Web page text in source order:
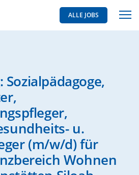
ALLE JOBS
u.
(m/w/d) für
Wohnen